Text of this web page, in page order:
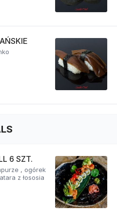
6 SZT.
z łososia